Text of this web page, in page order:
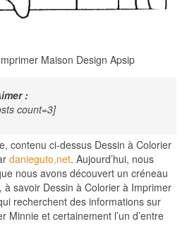
Maison Design Apsip
:
count=3]
contenu ci-dessus Dessin à Colorier
danieguto,net. Aujourd’hui, nous
nous avons découvert un créneau
savoir Dessin à Colorier à Imprimer
recherchent des informations sur
Minnie et certainement l’un d’entre